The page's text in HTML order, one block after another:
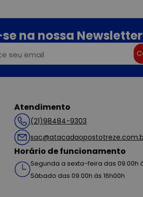
na nossa
Atendimento
(21)98484-9303
Horário de funcionamento
Segunda a sexta-feira das 09:00h
Sábado das 09:00h às 16h00h